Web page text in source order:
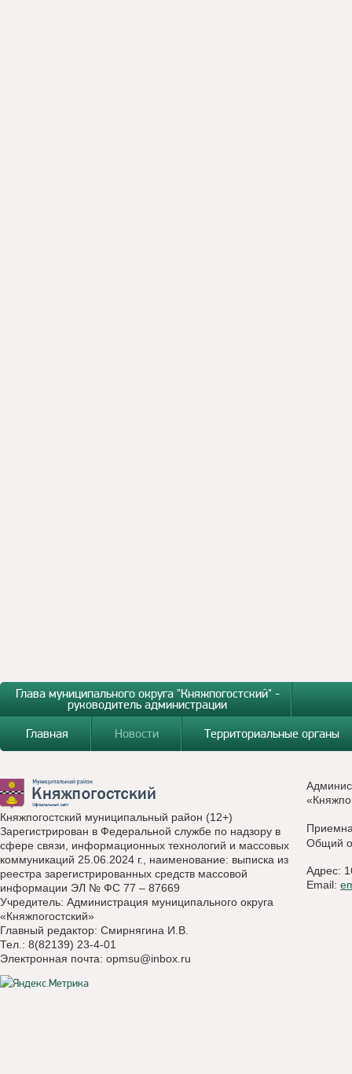
Глава муниципального округа "Княжпогостский" -
руководитель администрации
Главная
Новости Территориальные органы
Княжпогостский муниципальный район (12+)
Зарегистрирован в Федеральной службе по надзору в
сфере связи, информационных технологий и массовых
коммуникаций 25.06.2024 г., наименование: выписка из
реестра зарегистрированных средств массовой
информации ЭЛ № ФС 77 – 87669
Учредитель: Администрация муниципального округа
«Княжпогостский»
Главный редактор: Смирнягина И.В.
Тел.: 8(82139) 23-4-01
Электронная почта: opmsu@inbox.ru
Общий
Адрес:
Email: